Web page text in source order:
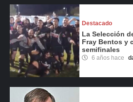
Destacado
La Selección
Fray Bentos y
semifinales
6 años hace